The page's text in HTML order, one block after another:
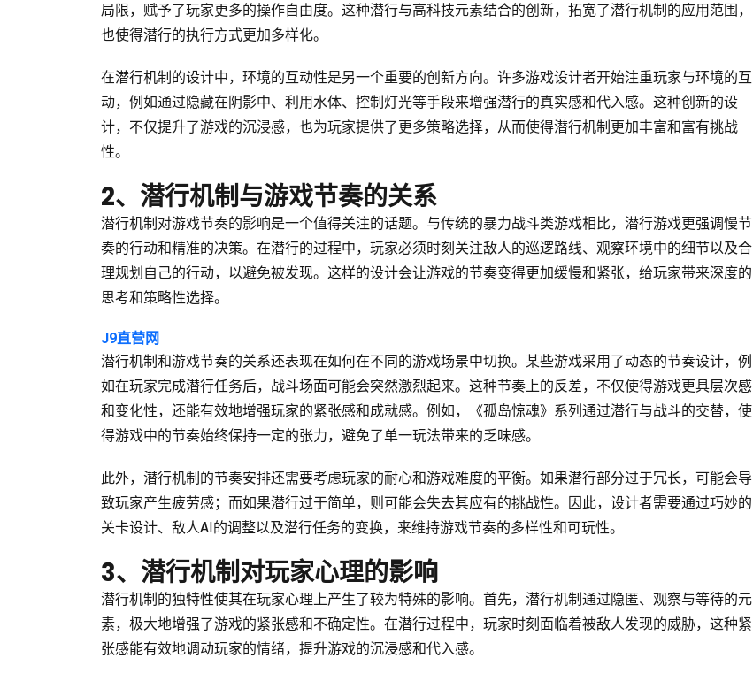
局限，赋予了玩家更多的操作自由度。这种潜行与高科技元素结合的创新，拓宽了潜行机制的应用范围，
也使得潜行的执行方式更加多样化。
在潜行机制的设计中，环境的互动性是另一个重要的创新方向。许多游戏设计者开始注重玩家与环境的互
动，例如通过隐藏在阴影中、利用水体、控制灯光等手段来增强潜行的真实感和代入感。这种创新的设
计，不仅提升了游戏的沉浸感，也为玩家提供了更多策略选择，从而使得潜行机制更加丰富和富有挑战
性。
2、潜行机制与游戏节奏的关系
潜行机制对游戏节奏的影响是一个值得关注的话题。与传统的暴力战斗类游戏相比，潜行游戏更强调慢节
奏的行动和精准的决策。在潜行的过程中，玩家必须时刻关注敌人的巡逻路线、观察环境中的细节以及合
理规划自己的行动，以避免被发现。这样的设计会让游戏的节奏变得更加缓慢和紧张，给玩家带来深度的
思考和策略性选择。
J9直营网
潜行机制和游戏节奏的关系还表现在如何在不同的游戏场景中切换。某些游戏采用了动态的节奏设计，例
如在玩家完成潜行任务后，战斗场面可能会突然激烈起来。这种节奏上的反差，不仅使得游戏更具层次感
和变化性，还能有效地增强玩家的紧张感和成就感。例如，《孤岛惊魂》系列通过潜行与战斗的交替，使
得游戏中的节奏始终保持一定的张力，避免了单一玩法带来的乏味感。
此外，潜行机制的节奏安排还需要考虑玩家的耐心和游戏难度的平衡。如果潜行部分过于冗长，可能会导
致玩家产生疲劳感；而如果潜行过于简单，则可能会失去其应有的挑战性。因此，设计者需要通过巧妙的
关卡设计、敌人AI的调整以及潜行任务的变换，来维持游戏节奏的多样性和可玩性。
3、潜行机制对玩家心理的影响
潜行机制的独特性使其在玩家心理上产生了较为特殊的影响。首先，潜行机制通过隐匿、观察与等待的元
素，极大地增强了游戏的紧张感和不确定性。在潜行过程中，玩家时刻面临着被敌人发现的威胁，这种紧
张感能有效地调动玩家的情绪，提升游戏的沉浸感和代入感。